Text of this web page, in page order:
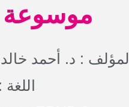
موسوعة
المؤلف : د. أحمد